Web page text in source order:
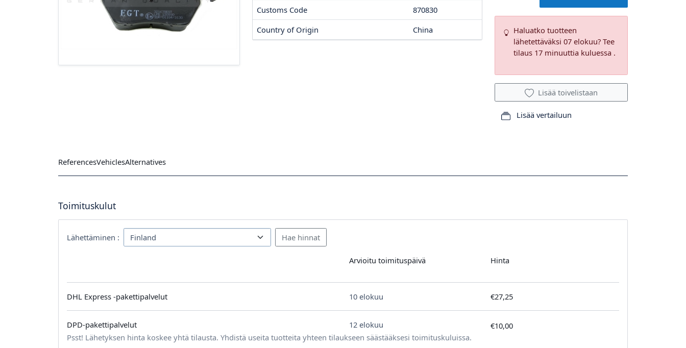
Customs Code
870830
Country of Origin
China
Haluatko tuotteen
lähetettäväksi 07 elokuu? Tee
tilaus 17 minuuttia kuluessa .
Lisää toivelistaan
Lisää vertailuun
ReferencesVehiclesAlternatives
Toimituskulut
Lähettäminen :
Arvioitu toimituspäivä Hinta
DHL Express -pakettipalvelut 10 elokuu €27,25
DPD-pakettipalvelut 12 elokuu €10,00
Psst! Lähetyksen hinta koskee yhtä tilausta. Yhdistä useita tuotteita yhteen tilaukseen säästääksesi toimituskuluissa.